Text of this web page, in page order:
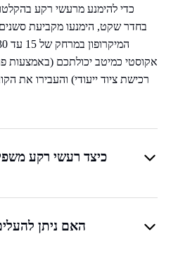
כדי להימנע מרעשי רקע
בחדר שקט, הימנעו מקביעת
אקוסטי כמיטב יכולתכם (באמצעות
רכישת ציוד ייעודי) והעבירו את
כיצד רעשי רקע
האם ניתן